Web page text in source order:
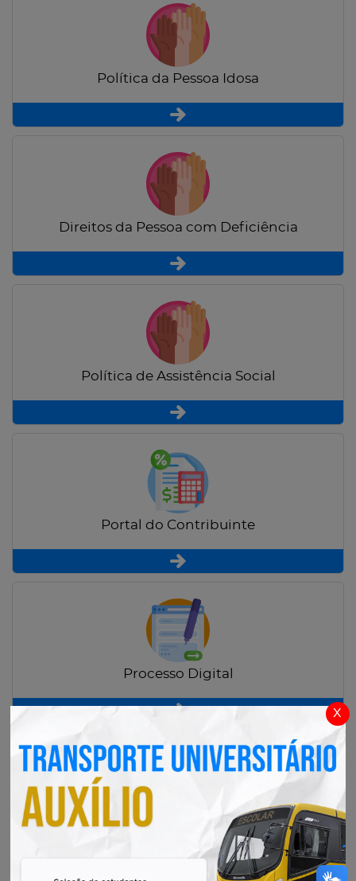
x
Política da Pessoa Idosa
Direitos da Pessoa com Deficiência
Política de Assistência Social
Portal do Contribuinte
Processo Digital
Radar Transparência Pública